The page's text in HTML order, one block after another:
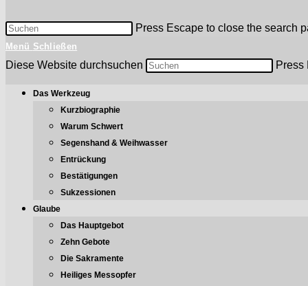
Press Escape to close the search
Menü Schließen
Diese Website durchsuchen Press
Das Werkzeug
Kurzbiographie
Warum Schwert
Segenshand & Weihwasser
Entrückung
Bestätigungen
Sukzessionen
Glaube
Das Hauptgebot
Zehn Gebote
Die Sakramente
Heiliges Messopfer